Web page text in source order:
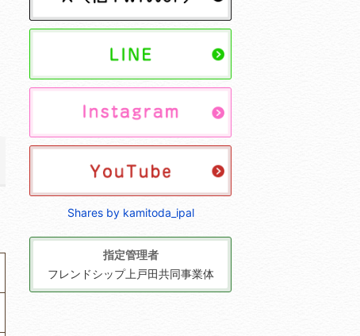
Shares by kamitoda_ipal
指定管理者
フレンドシップ上戸田共同事業体